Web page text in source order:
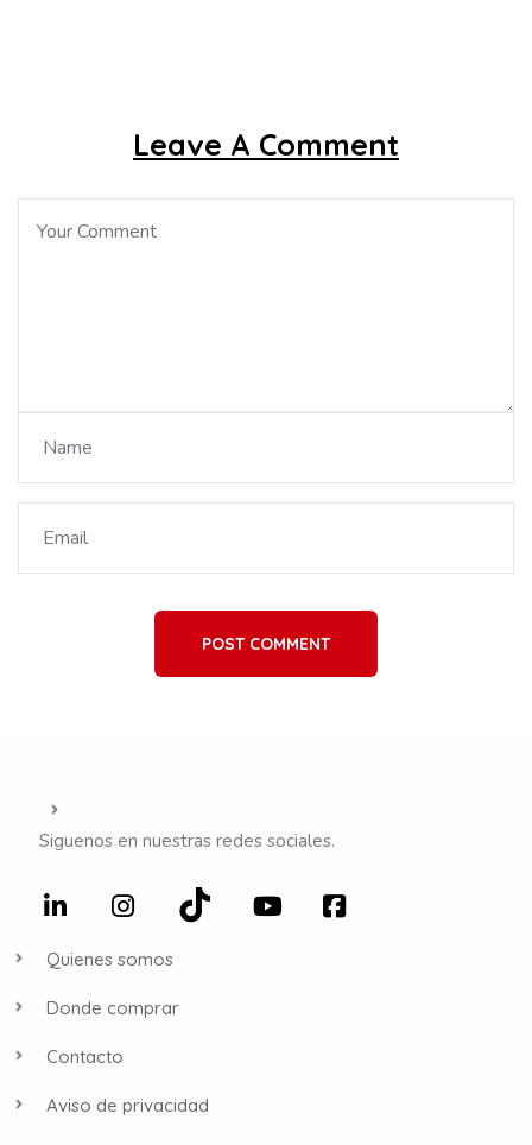
Leave A Comment
POST COMMENT
Siguenos en nuestras redes sociales.
Quienes somos
Donde comprar
Contacto
Aviso de privacidad